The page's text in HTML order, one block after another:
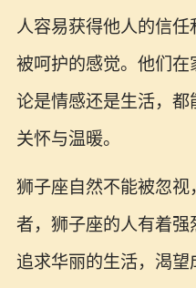
人容易获得他人的信任
被呵护的感觉。他们
论是情感还是生活，
关怀与温暖。
狮子座自然不能被忽
者，狮子座的人有着强
追求华丽的生活，渴